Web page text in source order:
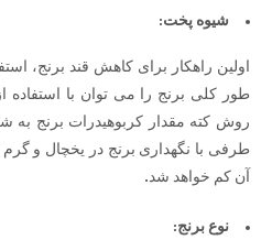
شیوه پخت:
اولین راهکار برای کاهش قند برنج،
طور کلی برنج را می توان با
روش کته مقدار کربوهیدرات برنج به
طرفی با نگهداری برنج در یخچال و
آن کم خواهد شد.
نوع برنج: